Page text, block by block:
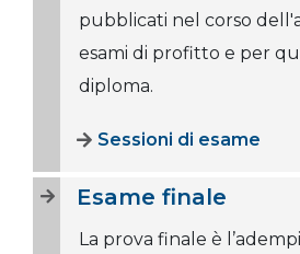
pubblicati nel corso
esami di profitto e per
diploma.
Sessioni di esame
Esame finale
La prova finale è